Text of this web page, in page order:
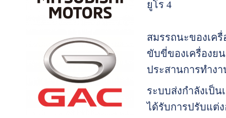
ยูโร 4
สมรรถนะของเค
ขับขี่ของเครื่องย
ประสานการทำง
ระบบส่งกำลังเป็
ได้รับการปรับแต่